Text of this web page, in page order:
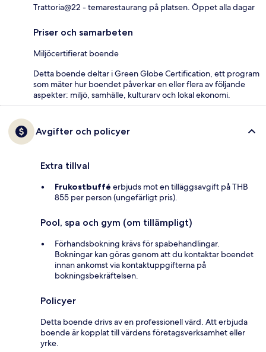
Trattoria@22 - temarestaurang på platsen. Öppet alla dagar
Priser och samarbeten
Miljöcertifierat boende
Detta boende deltar i Green Globe Certification, ett program
som mäter hur boendet påverkar en eller flera av följande
aspekter: miljö, samhälle, kulturarv och lokal ekonomi.
Avgifter och policyer
Extra tillval
Frukostbuffé erbjuds mot en tilläggsavgift på THB
855 per person (ungefärligt pris).
Pool, spa och gym (om tillämpligt)
Förhandsbokning krävs för spabehandlingar.
Bokningar kan göras genom att du kontaktar boendet
innan ankomst via kontaktuppgifterna på
bokningsbekräftelsen.
Policyer
Detta boende drivs av en professionell värd. Att erbjuda
boende är kopplat till värdens företagsverksamhet eller
yrke.